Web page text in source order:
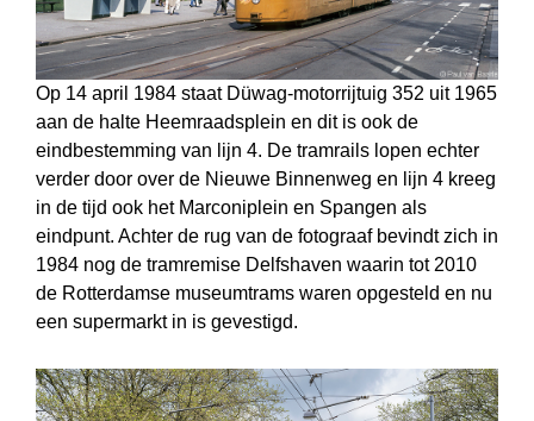
Op 14 april 1984 staat Düwag-motorrijtuig 352 uit 1965
aan de halte Heemraadsplein en dit is ook de
eindbestemming van lijn 4. De tramrails lopen echter
verder door over de Nieuwe Binnenweg en lijn 4 kreeg
in de tijd ook het Marconiplein en Spangen als
eindpunt. Achter de rug van de fotograaf bevindt zich in
1984 nog de tramremise Delfshaven waarin tot 2010
de Rotterdamse museumtrams waren opgesteld en nu
een supermarkt in is gevestigd.